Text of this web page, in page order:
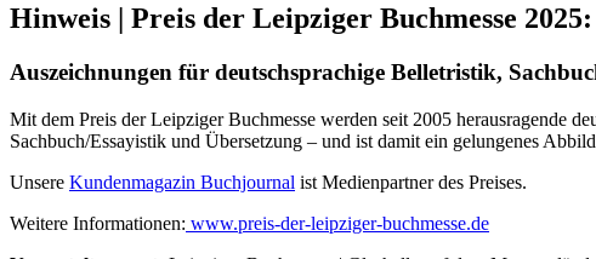
Hinweis | Preis der Leipziger Buchmesse
Auszeichnungen für deutschsprachige Belletristik,
Mit dem Preis der Leipziger Buchmesse werden seit 2005 herausragende
Sachbuch/Essayistik und Übersetzung – und ist damit ein gelungenes
Unsere Kundenmagazin Buchjournal ist Medienpartner des Preises.
Weitere Informationen: www.preis-der-leipziger-buchmesse.de